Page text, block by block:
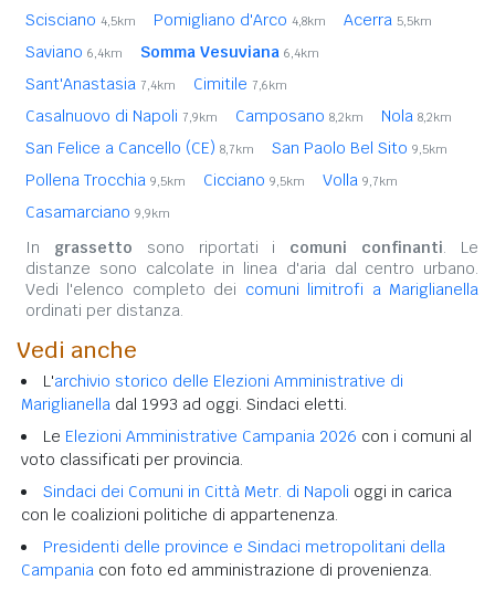
Scisciano 4,5km Pomigliano d'Arco 4,8km Acerra 5,5km
Saviano 6,4km Somma Vesuviana 6,4km
Sant'Anastasia 7,4km Cimitile 7,6km
Casalnuovo di Napoli 7,9km Camposano 8,2km Nola 8,2km
San Felice a Cancello (CE) 8,7km San Paolo Bel Sito 9,5km
Pollena Trocchia 9,5km Cicciano 9,5km Volla 9,7km
Casamarciano 9,9km
In grassetto sono riportati i comuni confinanti. Le
distanze sono calcolate in linea d'aria dal centro urbano.
Vedi l'elenco completo dei comuni limitrofi a Mariglianella
ordinati per distanza.
Vedi anche
L'archivio storico delle Elezioni Amministrative di
Mariglianella dal 1993 ad oggi. Sindaci eletti.
Le Elezioni Amministrative Campania 2026 con i comuni al
voto classificati per provincia.
Sindaci dei Comuni in Città Metr. di Napoli oggi in carica
con le coalizioni politiche di appartenenza.
Presidenti delle province e Sindaci metropolitani della
Campania con foto ed amministrazione di provenienza.